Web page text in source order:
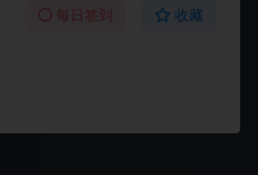
每日签到 收藏